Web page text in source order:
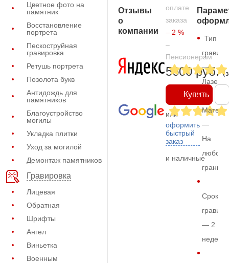
Цветное фото на
памятник
Восстановление
портрета
Пескоструйная
гравировка
Ретушь портрета
Позолота букв
Антидождь для
памятников
Благоустройство
могилы
Укладка плитки
Уход за могилой
Демонтаж памятников
Гравировка
Лицевая
Обратная
Шрифты
Ангел
Виньетка
Военным
Отзывы
о
компании
оплате
заказа
– 2 %
–
Пенсионерам
5600 руб.
Купить
или
оформить
быстрый
заказ
и наличные
Тип
—
—
На
любом
граните
Срок
— 2
недели